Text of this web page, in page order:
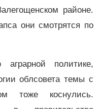
районе.
они смотрятся по
политике,
облсовета темы с
тоже коснулись.